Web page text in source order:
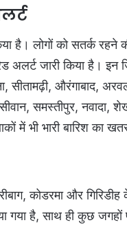
है। लोगों को सतर्क रहने
अलर्ट जारी किया है। इन
औरंगाबाद,
समस्तीपुर, नवादा,
में भी भारी बारिश का
कोडरमा और
गया है, साथ ही कुछ जगहों